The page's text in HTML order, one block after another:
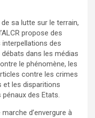
sa lutte sur le terrain,
propose des
des
dans les médias
le phénomène, les
contre les crimes
et les disparitions
des Etats.
marche d’envergure à